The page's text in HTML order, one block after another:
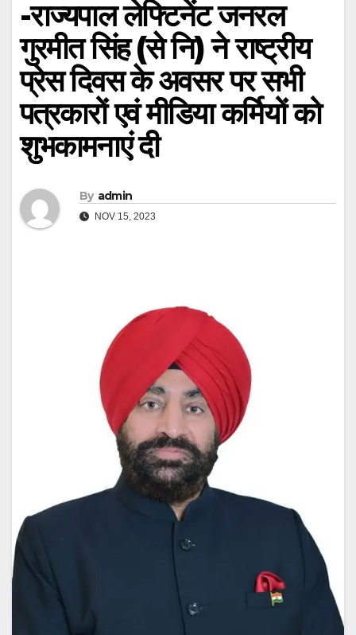
-राज्यपाल लेफ्टिनेंट जनरल
गुरमीत सिंह (से नि) ने राष्ट्रीय
प्रेस दिवस के अवसर पर सभी
पत्रकारों एवं मीडिया कर्मियों को
शुभकामनाएं दी
By admin
NOV 15, 2023